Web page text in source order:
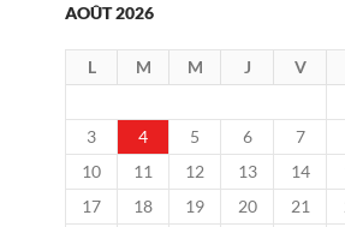
AOÛT 2026
L M M J V
3
4 5 6 7
10
11 12 13 14
17
18 19 20 21